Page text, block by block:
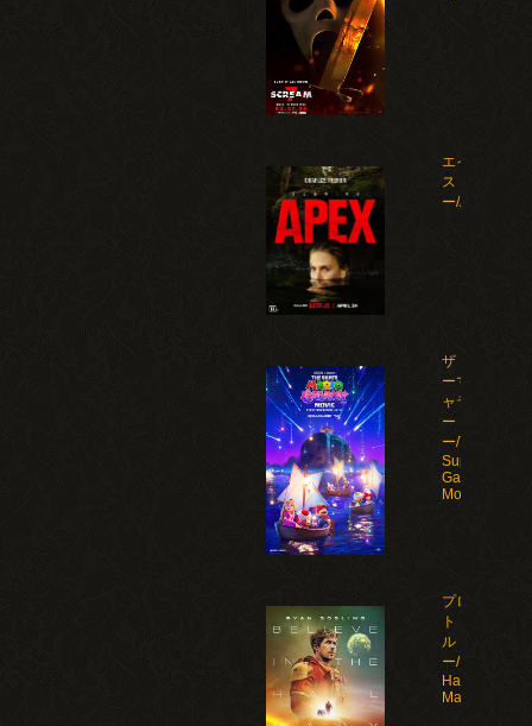
エイペック
ス・プレデタ
ー/
ザ・スーパ
ーマリオギ
ャラクシ
ー・ムービ
ー/The
Super Mario
Galaxy
Movie(2026)
プロジェク
ト・ヘイ
ル・メアリ
ー/Project
Hail
Mary(2026)